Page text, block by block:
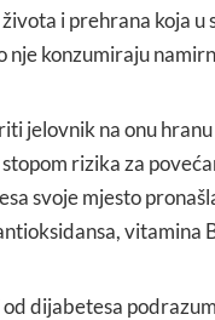
i prehrana koja
nje konzumiraju
jelovnik na onu
rizika za
svoje mjesto
vitamina
dijabetesa